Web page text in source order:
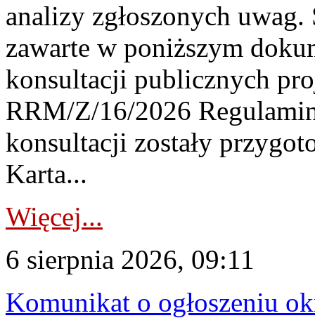
analizy zgłoszonych
zawarte w poniższym
konsultacji publicznych
RRM/Z/16/2026
konsultacji zostały
Karta...
Więcej...
6 sierpnia 2026, 09:11
Komunikat o ogłoszeniu